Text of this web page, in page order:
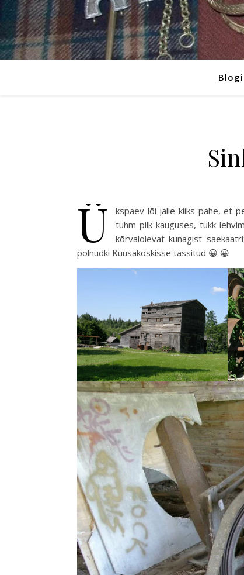
Blogi
Ü
kspäev lõi jälle kiiks pähe, et
tuhm pilk kauguses, tukk
kõrvalolevat kunagist
polnudki Kuusakoskisse tassitud 😀 😀